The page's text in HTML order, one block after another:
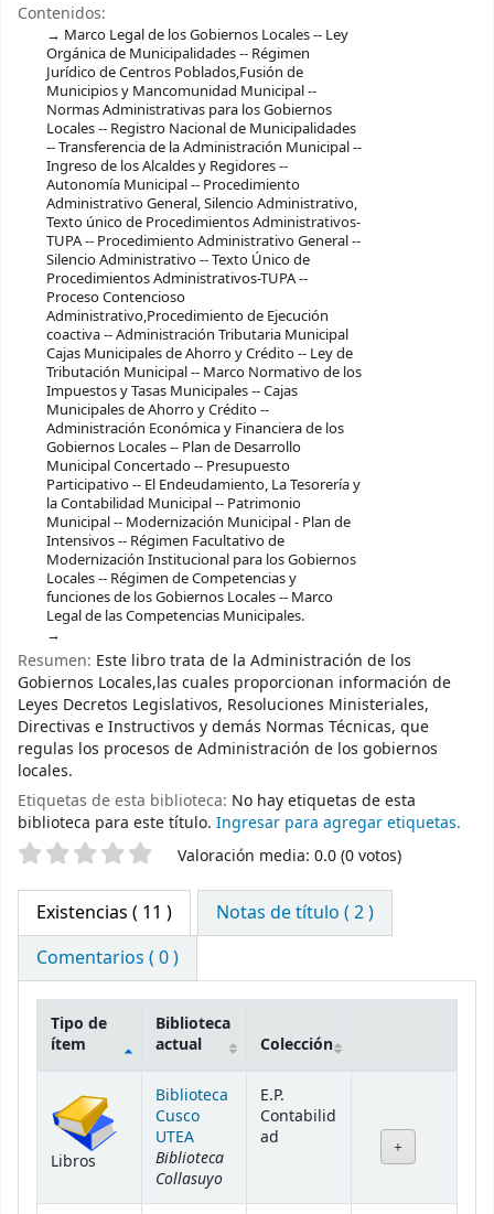
Contenidos:
Marco Legal de los Gobiernos Locales -- Ley
Orgánica de Municipalidades -- Régimen
Jurídico de Centros Poblados,Fusión de
Municipios y Mancomunidad Municipal --
Normas Administrativas para los Gobiernos
Locales -- Registro Nacional de Municipalidades
-- Transferencia de la Administración Municipal --
Ingreso de los Alcaldes y Regidores --
Autonomía Municipal -- Procedimiento
Administrativo General, Silencio Administrativo,
Texto único de Procedimientos Administrativos-
TUPA -- Procedimiento Administrativo General --
Silencio Administrativo -- Texto Único de
Procedimientos Administrativos-TUPA --
Proceso Contencioso
Administrativo,Procedimiento de Ejecución
coactiva -- Administración Tributaria Municipal
Cajas Municipales de Ahorro y Crédito -- Ley de
Tributación Municipal -- Marco Normativo de los
Impuestos y Tasas Municipales -- Cajas
Municipales de Ahorro y Crédito --
Administración Económica y Financiera de los
Gobiernos Locales -- Plan de Desarrollo
Municipal Concertado -- Presupuesto
Participativo -- El Endeudamiento, La Tesorería y
la Contabilidad Municipal -- Patrimonio
Municipal -- Modernización Municipal - Plan de
Intensivos -- Régimen Facultativo de
Modernización Institucional para los Gobiernos
Locales -- Régimen de Competencias y
funciones de los Gobiernos Locales -- Marco
Legal de las Competencias Municipales.
Resumen: Este libro trata de la Administración de los
Gobiernos Locales,las cuales proporcionan información de
Leyes Decretos Legislativos, Resoluciones Ministeriales,
Directivas e Instructivos y demás Normas Técnicas, que
regulas los procesos de Administración de los gobiernos
locales.
Etiquetas de esta biblioteca: No hay etiquetas de esta
biblioteca para este título. Ingresar para agregar etiquetas.
Valoración Valoración media: 0.0 (0 votos)
Existencias ( 11 )
Notas de título ( 2 )
Comentarios ( 0 )
Tipo de
ítem
Biblioteca
actual
Colección
Libros
Biblioteca
Cusco
UTEA
Biblioteca
Collasuyo
E.P.
Contabilid
ad